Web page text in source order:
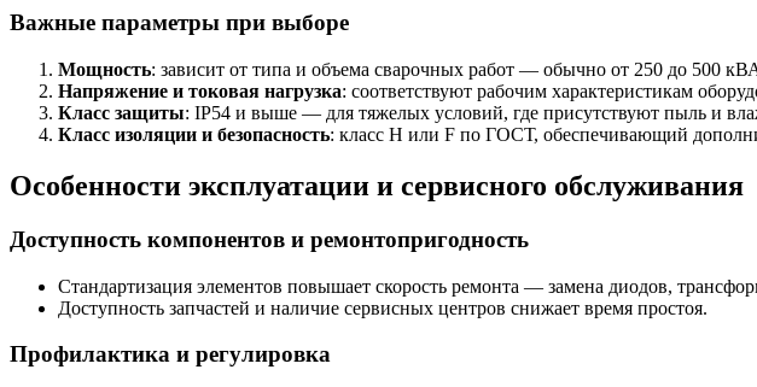
Важные параметры при выборе
Мощность: зависит от типа и объема сварочных работ — обычно от 250 до 500
Напряжение и токовая нагрузка: соответствуют рабочим характеристикам
Класс защиты: IP54 и выше — для тяжелых условий, где присутствуют пыль и
Класс изоляции и безопасность: класс H или F по ГОСТ, обеспечивающий
Особенности эксплуатации и сервисного обслуживания
Доступность компонентов и ремонтопригодность
Стандартизация элементов повышает скорость ремонта — замена диодов,
Доступность запчастей и наличие сервисных центров снижает время простоя.
Профилактика и регулировка